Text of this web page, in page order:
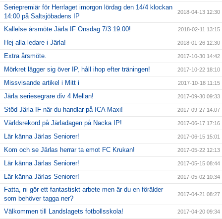
Seriepremiär för Herrlaget imorgon lördag den 14/4 klockan
14:00 på Saltsjöbadens IP
2018-04-13 12:30
Kallelse årsmöte Järla IF Onsdag 7/3 19.00! 2018-02-11 13:15
Hej alla ledare i Järla! 2018-01-26 12:30
Extra årsmöte. 2017-10-30 14:42
Mörkret lägger sig över IP, håll ihop efter träningen! 2017-10-22 18:10
Missvisande artikel i Mitt i 2017-10-18 11:15
Järla seriesegrare div 4 Mellan! 2017-09-30 09:33
Stöd Järla IF när du handlar på ICA Maxi! 2017-09-27 14:07
Världsrekord på Järladagen på Nacka IP! 2017-06-17 17:16
Lär känna Järlas Seniorer! 2017-06-15 15:01
Kom och se Järlas herrar ta emot FC Krukan! 2017-05-22 12:13
Lär känna Järlas Seniorer! 2017-05-15 08:44
Lär känna Järlas Seniorer! 2017-05-02 10:34
Fatta, ni gör ett fantastiskt arbete men är du en förälder
som behöver tagga ner?
2017-04-21 08:27
Välkommen till Landslagets fotbollsskola! 2017-04-20 09:34